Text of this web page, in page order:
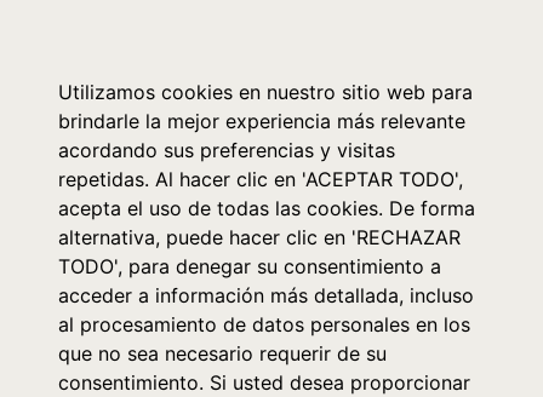
Utilizamos cookies en nuestro sitio web para
brindarle la mejor experiencia más relevante
acordando sus preferencias y visitas
repetidas. Al hacer clic en 'ACEPTAR TODO',
acepta el uso de todas las cookies. De forma
alternativa, puede hacer clic en 'RECHAZAR
TODO', para denegar su consentimiento a
acceder a información más detallada, incluso
al procesamiento de datos personales en los
que no sea necesario requerir de su
consentimiento. Si usted desea proporcionar